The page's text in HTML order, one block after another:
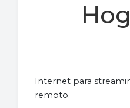
Internet para
remoto.